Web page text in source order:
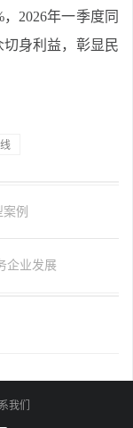
2026年一季度同
身利益，彰显民
例
企业发展
我们